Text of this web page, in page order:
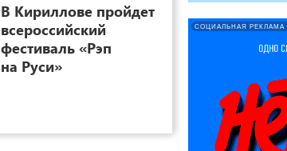
В Кириллове пройдет
всероссийский
фестиваль «Рэп
на Руси»
СОЦИАЛЬНАЯ РЕКЛАМА